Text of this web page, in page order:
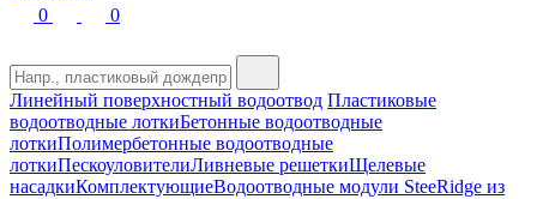
0
0
Линейный поверхностный водоотвод Пластиковые
водоотводные лоткиБетонные водоотводные
лоткиПолимербетонные водоотводные
лоткиПескоуловителиЛивневые решеткиЩелевые
насадкиКомплектующиеВодоотводные модули SteeRidge из